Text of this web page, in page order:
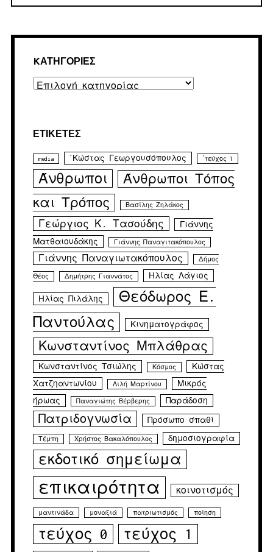
KΑΤΗΓΟΡΊΕΣ
Kατηγορίες
ΕΤΙΚΈΤΕΣ
media ΄Κώστας Γεωργουσόπουλος ΄τεύχος 1
Άνθρωποι
Άνθρωποι Τόπος
και Τρόπος
Βασίλης Ζηλάκος
Γεώργιος Κ. Τασούδης
Γιάννης
Ματθαιουδάκης
Γιάννης Παναγιτακόπουλος
Γιάννης Παναγιωτακόπουλος Δήμος
Θέος Δημήτρης Γιαννάτος Ηλίας Λάγιος
Ηλίας Πιλάλης
Θεόδωρος Ε.
Παντούλας
Κινηματογράφος
Κωνσταντίνος Μπλάθρας
Κωνσταντίνος Τσιώλης Κόσμος
Κώστας
Χατζηαντωνίου
Λιλή Μαρτίνου
Μικρός
ήρωας
Παναγιώτης Βέρβερης Παράδοση
Πατριδογνωσία Πρόσωπο σπαθί
Τέμπη Χρήστος Βακαλόπουλος δημοσιογραφία
εκδοτικό σημείωμα
επικαιρότητα κοινοτισμός
μαντινάδα μοναξιά πατριωτισμός ποίηση
τεύχος 0 τεύχος 1